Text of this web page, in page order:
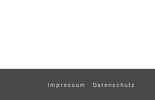
Impressum Datenschutz